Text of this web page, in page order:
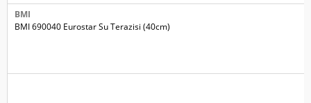
BMI
BMI 690040 Eurostar Su Terazisi (40cm)